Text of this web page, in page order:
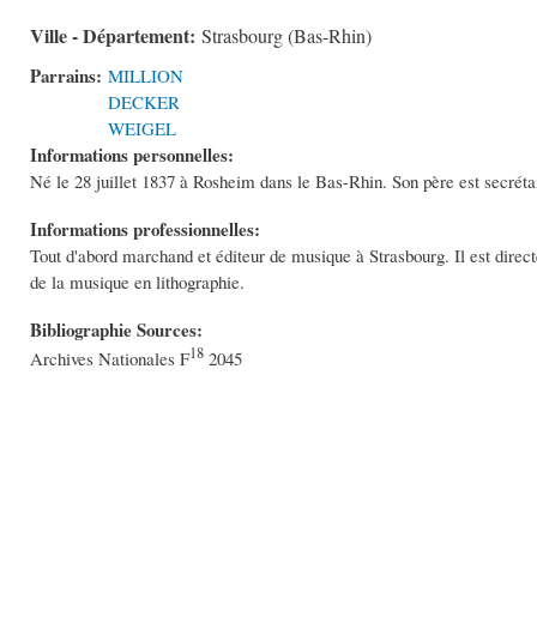
Ville - Département: Strasbourg (Bas-Rhin)
Parrains: MILLION
DECKER
WEIGEL
Informations personnelles:
Né le 28 juillet 1837 à Rosheim dans le Bas-Rhin. Son père est
Informations professionnelles:
Tout d'abord marchand et éditeur de musique à Strasbourg. Il est
de la musique en lithographie.
Bibliographie Sources:
Archives Nationales F18 2045